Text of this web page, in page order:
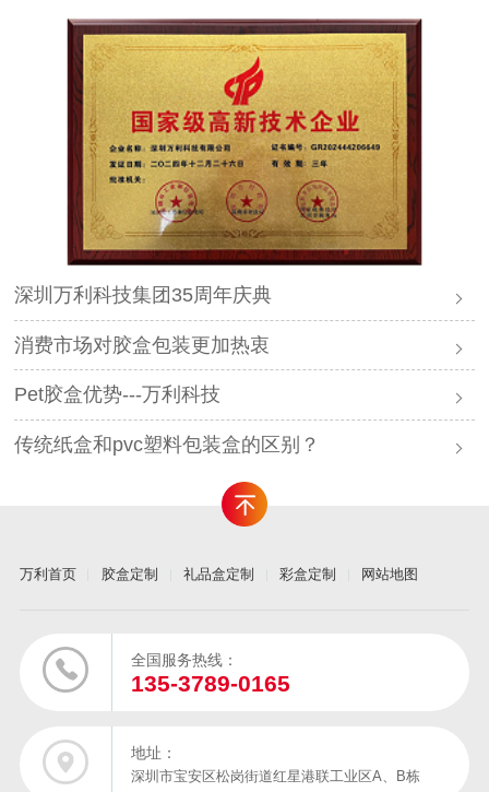
深圳万利科技集团35周年庆典
消费市场对胶盒包装更加热衷
Pet胶盒优势---万利科技
传统纸盒和pvc塑料包装盒的区别？
万利首页 胶盒定制 礼品盒定制 彩盒定制 网站地图
全国服务热线：
135-3789-0165
地址：
深圳市宝安区松岗街道红星港联工业区A、B栋